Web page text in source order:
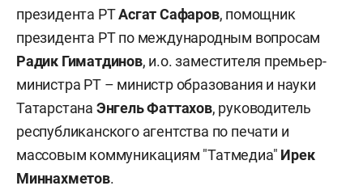
президента РТАсгат Сафаров, помощник
президента РТ по международным вопросам
Радик Гиматдинов, и.о. заместителя премьер-
министра РТ – министр образования и науки
Татарстана Энгель Фаттахов, руководитель
республиканского агентства по печати и
массовым коммуникациям "Татмедиа" Ирек
Миннахметов.